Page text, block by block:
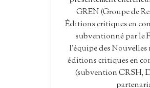
GREN (Groupe de
Éditions critiques en
subventionné par le
l’équipe des
éditions critiques en
(subvention CRSH,